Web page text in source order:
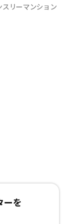
リーマンション
ーを